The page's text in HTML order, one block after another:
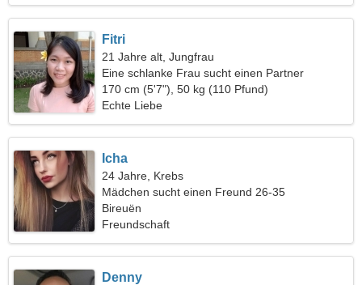
Fitri
21 Jahre alt, Jungfrau
Eine schlanke Frau sucht einen Partner
170 cm (5'7"), 50 kg (110 Pfund)
Echte Liebe
Icha
24 Jahre, Krebs
Mädchen sucht einen Freund 26-35
Bireuën
Freundschaft
Denny